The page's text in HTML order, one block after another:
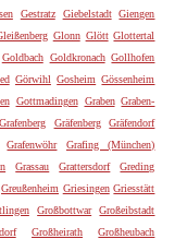
Gestratz Giebelstadt
Giengen
Glonn Glött Glottertal
Goldbach Goldkronach Gollhofen
Görwihl Gosheim Gössenheim
Gottmadingen Graben Graben-
Grafenberg Gräfenberg
Gräfendorf
Grafenwöhr
Grafing (München)
Grassau Grattersdorf
Greding
Greußenheim Griesingen Griesstätt
Großbottwar
Großeibstadt
Großheirath
Großheubach